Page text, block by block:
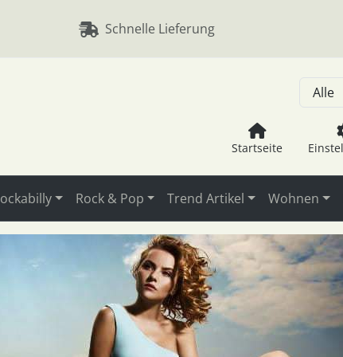
Schnelle Lieferung
Startseite
Rock & Pop Trend Artikel Wohnen